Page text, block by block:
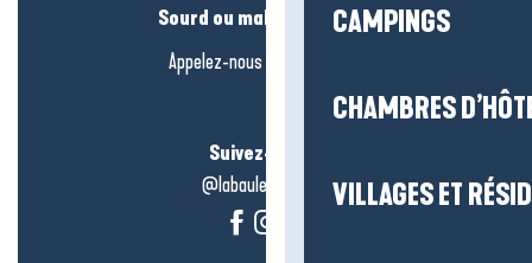
CAMPINGS
CHAMBRES
VILLAGES ET
Sourd ou malentendant ?
Appelez-nous en
Suivez-nous !
@labauleguérande